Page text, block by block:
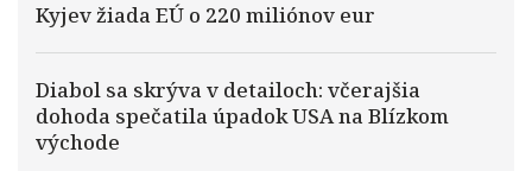
Kyjev žiada EÚ o 220 miliónov eur
Diabol sa skrýva v detailoch: včerajšia
dohoda spečatila úpadok USA na Blízkom
východe